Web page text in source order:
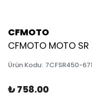
CFMOTO
CFMOTO MOTO
Ürün Kodu: 7CFSR450-671
₺ 758.00